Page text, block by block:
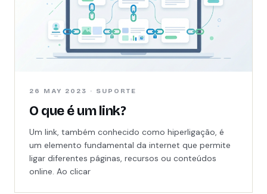
26 MAY 2023 · SUPORTE
O que é um link?
Um link, também conhecido como hiperligação, é
um elemento fundamental da internet que permite
ligar diferentes páginas, recursos ou conteúdos
online. Ao clicar